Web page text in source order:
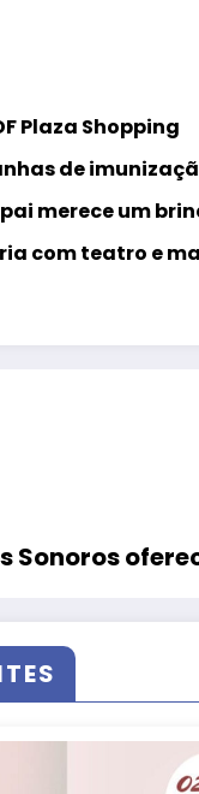
Plaza Shopping
de
merece um
com teatro e
Sonoros